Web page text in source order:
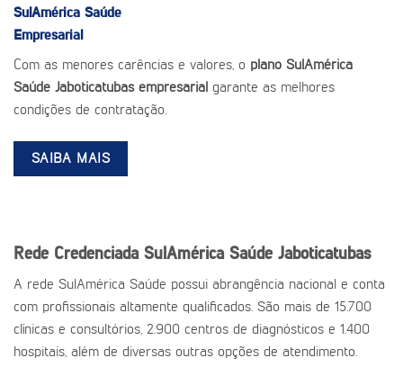
SulAmérica Saúde
Empresarial
Com as menores carências e valores, o plano SulAmérica
Saúde Jaboticatubas empresarial garante as melhores
condições de contratação.
SAIBA MAIS
Rede Credenciada SulAmérica Saúde Jaboticatubas
A rede SulAmérica Saúde possui abrangência nacional e conta
com profissionais altamente qualificados. São mais de 15.700
clínicas e consultórios, 2.900 centros de diagnósticos e 1.400
hospitais, além de diversas outras opções de atendimento.